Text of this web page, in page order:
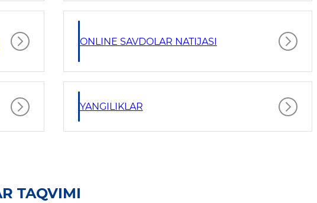
ONLINE SAVDOLAR NATIJASI
YANGILIKLAR
TAQVIMI